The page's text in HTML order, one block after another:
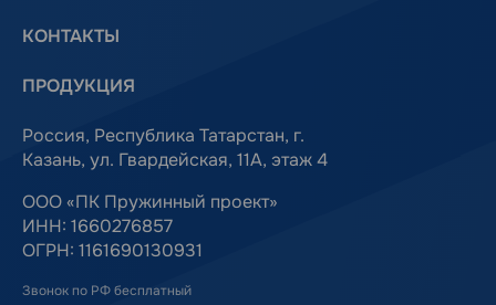
КОНТАКТЫ
ПРОДУКЦИЯ
Россия, Республика Татарстан, г.
Казань, ул. Гвардейская, 11А, этаж 4
ООО «ПК Пружинный проект»
ИНН: 1660276857
ОГРН: 1161690130931
Звонок по РФ бесплатный